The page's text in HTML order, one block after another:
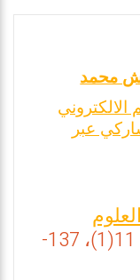
محمد
الالكتروني
عبر
، 2016، 11(1)، 137-